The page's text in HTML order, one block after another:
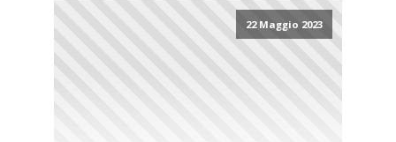
22 Maggio 2023